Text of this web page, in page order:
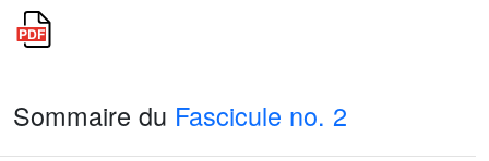
Sommaire du Fascicule no. 2